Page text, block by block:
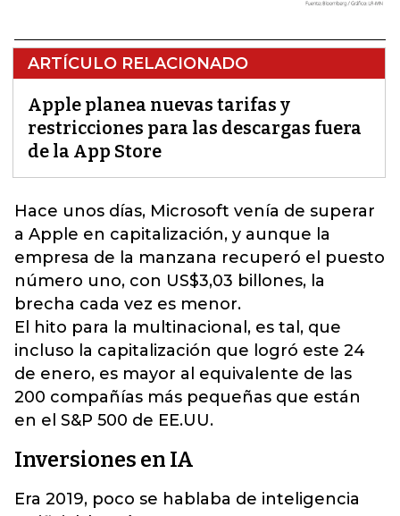
ARTÍCULO RELACIONADO
Apple planea nuevas tarifas y
restricciones para las descargas fuera
de la App Store
Hace unos días, Microsoft venía de superar
a Apple en capitalización, y aunque la
empresa de la manzana recuperó el puesto
número uno, con US$3,03 billones, la
brecha cada vez es menor.
El hito para la multinacional, es tal, que
incluso la capitalización que logró este 24
de enero, es mayor al equivalente de las
200 compañías más pequeñas que están
en el S&P 500 de EE.UU.
Inversiones en IA
Era 2019, poco se hablaba de inteligencia